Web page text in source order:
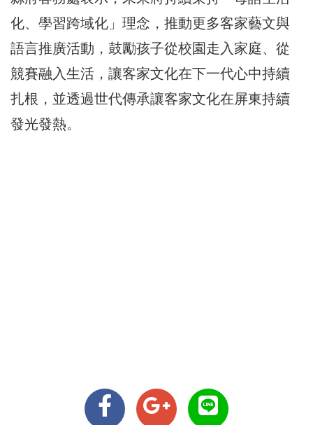
化、學習跨域化」理念，推動更多客家藝文與
語言推廣活動，鼓勵孩子從校園走入家庭、從
競賽融入生活，讓客家文化在下一代心中持續
扎根，並透過世代傳承讓客家文化在屏東持續
發光發熱。